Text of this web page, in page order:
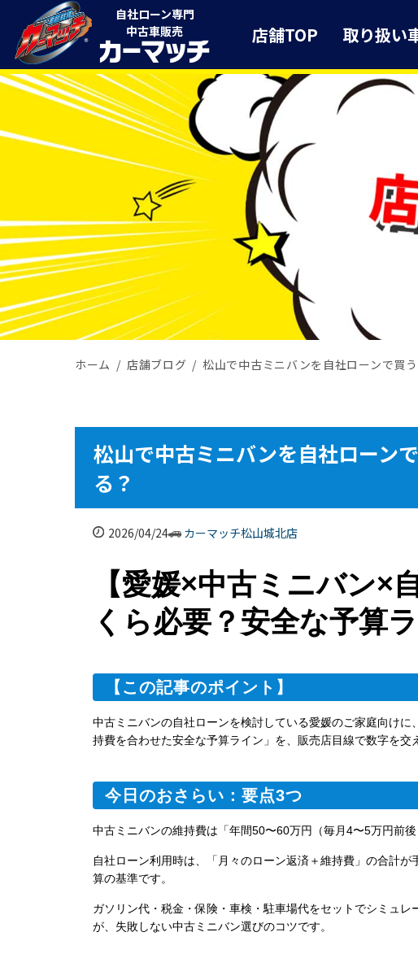
自社ローン専門
中古車販売
店舗TOP 取り扱い
ホーム 店舗ブログ 松山で中古ミニバンを自社ローンで買
松山で中古ミニバンを自社ローン
る？
2026/04/24 カーマッチ松山城北店
【愛媛×中古ミニバン×
くら必要？安全な予算
【この記事のポイント】
中古ミニバンの自社ローンを検討している愛媛のご家庭向け
持費を合わせた安全な予算ライン」を、販売店目線で数字を交
今日のおさらい：要点3つ
中古ミニバンの維持費は「年間50〜60万円（毎月4〜5万円前後
自社ローン利用時は、「月々のローン返済＋維持費」の合計
算の基準です。
ガソリン代・税金・保険・車検・駐車場代をセットでシミュ
が、失敗しない中古ミニバン選びのコツです。